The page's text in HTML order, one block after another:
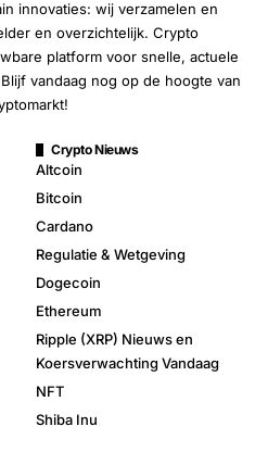
innovaties: wij verzamelen en
en overzichtelijk. Crypto
platform voor snelle, actuele
vandaag nog op de hoogte van
Crypto Nieuws
Altcoin
Bitcoin
Cardano
Regulatie & Wetgeving
Dogecoin
Ethereum
Ripple (XRP) Nieuws en
Koersverwachting Vandaag
NFT
Shiba Inu